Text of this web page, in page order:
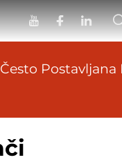
Često Postavljana